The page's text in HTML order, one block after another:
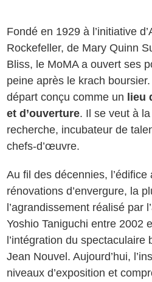
Fondé en 1929 à l’initiative
Rockefeller, de Mary Quinn
Bliss, le MoMA a ouvert ses
peine après le krach
départ conçu comme un lieu
et d’ouverture. Il se veut à
recherche, incubateur de
chefs-d’œuvre.
Au fil des décennies,
rénovations d’envergure, la
l’agrandissement réalisé par
Yoshio Taniguchi entre 2002
l’intégration du spectaculaire
Jean Nouvel. Aujourd’hui,
niveaux d’exposition et